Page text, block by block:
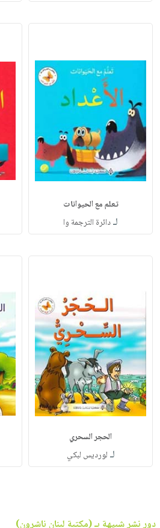
تعلم مع الحيوانات
لـدائرة الترجمة وا
الحجر السحري
لـ لورديس لبكي